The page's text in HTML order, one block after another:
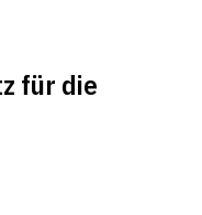
für die